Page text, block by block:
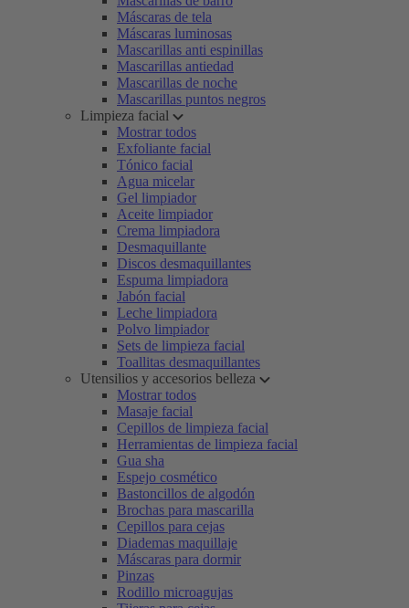
Máscaras de tela
Máscaras luminosas
Mascarillas anti espinillas
Mascarillas antiedad
Mascarillas de noche
Mascarillas puntos negros
Limpieza facial
Mostrar todos
Exfoliante facial
Tónico facial
Agua micelar
Gel limpiador
Aceite limpiador
Crema limpiadora
Desmaquillante
Discos desmaquillantes
Espuma limpiadora
Jabón facial
Leche limpiadora
Polvo limpiador
Sets de limpieza facial
Toallitas desmaquillantes
Utensilios y accesorios belleza
Mostrar todos
Masaje facial
Cepillos de limpieza facial
Herramientas de limpieza facial
Gua sha
Espejo cosmético
Bastoncillos de algodón
Brochas para mascarilla
Cepillos para cejas
Diademas maquillaje
Máscaras para dormir
Pinzas
Rodillo microagujas